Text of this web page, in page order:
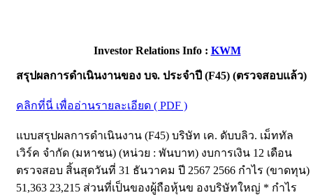
Investor Relations Info : KWM
สรุปผลการดำเนินงานของ บจ. ประจำปี (F45) (ตรวจสอบแล้ว)
คลิกที่นี่ เพื่ออ่านรายละเอียด ( PDF )
แบบสรุปผลการดำเนินงาน (F45) บริษัท เค. ดับบลิว. เม็ททัล
เวิร์ค จำกัด (มหาชน) (หน่วย : พันบาท) งบการเงิน 12 เดือน
ตรวจสอบ สิ้นสุดวันที่ 31 ธันวาคม ปี 2567 2566 กำไร (ขาดทุน)
51,363 23,215 ส่วนที่เป็นของผู้ถือหุ้นข องบริษัทใหญ่ * กำไร